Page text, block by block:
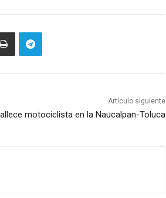
Artículo siguiente
motociclista en la Naucalpan-Toluca